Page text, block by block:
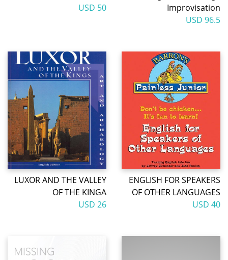
Improvisation
96.5 USD
50 USD
ENGLISH FOR SPEAKERS
OF OTHER LANGUAGES
40 USD
LUXOR AND THE VALLEY
OF THE KINGA
26 USD